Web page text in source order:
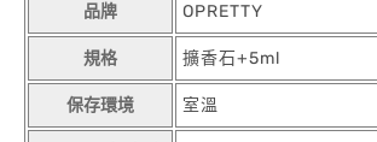
品牌 OPRETTY
規格 擴香石+5ml
保存環境 室溫